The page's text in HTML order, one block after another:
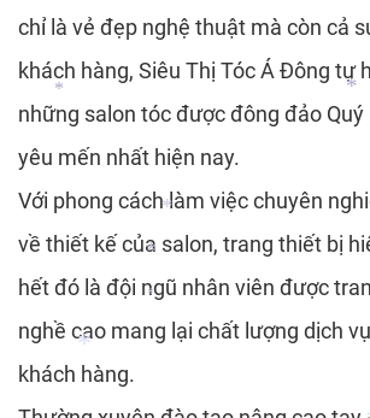
*
*
chỉ là vẻ đẹp nghệ thuật mà còn cả
khách hàng, Siêu Thị Tóc Á Đông tự
những salon tóc được đông đảo Quý
yêu mến nhất hiện nay.
Với phong cách làm việc chuyên
về thiết kế của salon, trang thiết bị
hết đó là đội ngũ nhân viên được
nghề cao mang lại chất lượng dịch
khách hàng.